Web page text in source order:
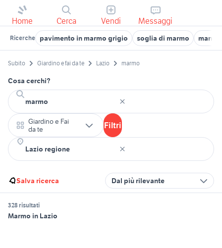
Home Cerca Vendi Messaggi
Ricerche pavimento in marmo grigio soglia di marmo
Subito Giardino e fai da te Lazio marmo
Cosa cerchi?
Giardino e Fai
da te
Filtri
Salva ricerca Dal più rilevante
328 risultati
Marmo in Lazio